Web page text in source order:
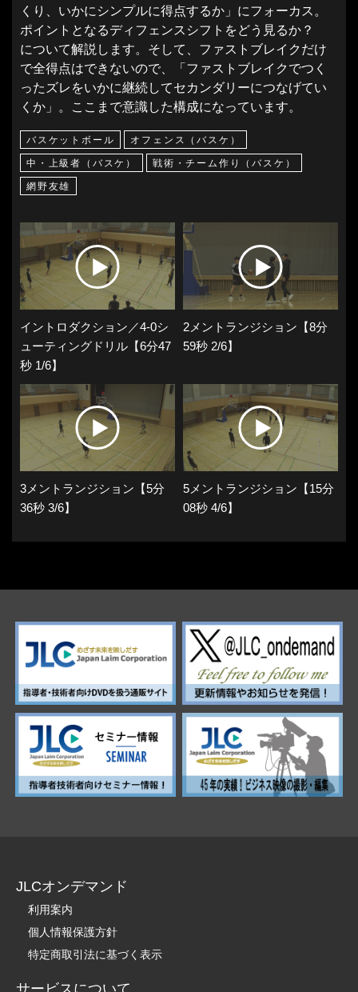
くり、いかにシンプルに得点するか」にフォーカス。
ポイントとなるディフェンスシフトをどう見るか？
について解説します。そして、ファストブレイクだけ
で全得点はできないので、「ファストブレイクでつく
ったズレをいかに継続してセカンダリーにつなげてい
くか」。ここまで意識した構成になっています。
バスケットボール オフェンス（バスケ）
中・上級者（バスケ） 戦術・チーム作り（バスケ）
網野友雄
イントロダクション／4-0シ
ューティングドリル【6分47
秒 1/6】
2メントランジション【8分
59秒 2/6】
3メントランジション【5分
36秒 3/6】
5メントランジション【15分
08秒 4/6】
JLCオンデマンド
利用案内
個人情報保護方針
特定商取引法に基づく表示